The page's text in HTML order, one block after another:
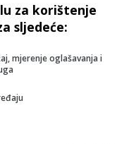
da vide”, kazao je
za korištenje
sljedeće:
mjerenje oglašavanja i